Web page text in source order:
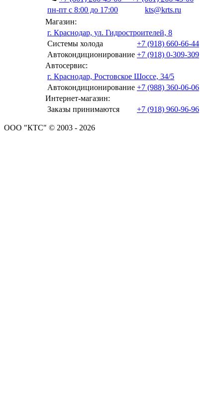
пн-пт с 8:00 до 17:00
kts@krts.ru
Магазин:
г. Краснодар, ул. Гидростроителей, 8
Системы холода
+7 (918) 660-66-44
Автокондиционирование +7 (918) 0-309-309
Автосервис:
г. Краснодар, Ростовское Шоссе, 34/5
Автокондиционирование +7 (988) 360-06-06
Интернет-магазин:
Заказы принимаются
+7 (918) 960-96-96
ООО "КТС" © 2003 - 2026